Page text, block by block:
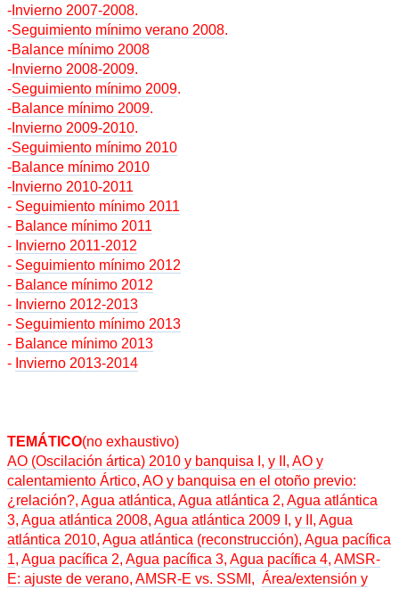
- Invierno 2007-2008.
-Seguimiento mínimo verano 2008.
-Balance mínimo 2008
- Invierno 2008-2009.
-Seguimiento mínimo 2009.
-Balance mínimo 2009.
- Invierno 2009-2010.
-Seguimiento mínimo 2010
-Balance mínimo 2010
- Invierno 2010-2011
- Seguimiento mínimo 2011
- Balance mínimo 2011
- Invierno 2011-2012
- Seguimiento mínimo 2012
- Balance mínimo 2012
- Invierno 2012-2013
- Seguimiento mínimo 2013
- Balance mínimo 2013
- Invierno 2013-2014
TEMÁTICO(no exhaustivo)
AO (Oscilación ártica) 2010 y banquisa I , y II , AO y
calentamiento Ártico, AO y banquisa en el otoño previo:
¿relación?, Agua atlántica, Agua atlántica 2, Agua atlántica
3, Agua atlántica 2008, Agua atlántica 2009 I , y II , Agua
atlántica 2010, Agua atlántica (reconstrucción), Agua pacífica
1, Agua pacífica 2, Agua pacífica 3, Agua pacífica 4, AMSR-
E: ajuste de verano, AMSR-E vs. SSMI , Área/extensión y